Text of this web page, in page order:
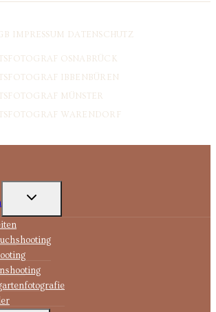
IMPRESSUM DATENSCHUTZ
OSNABRÜCK
IBBENBÜREN
MÜNSTER
WARENDORF
UNTERMENÜ